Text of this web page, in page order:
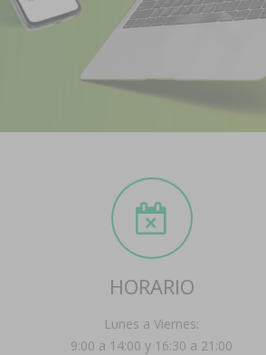
HORARIO
Lunes a Viernes:
9:00 a 14:00 y 16:30 a 21:00